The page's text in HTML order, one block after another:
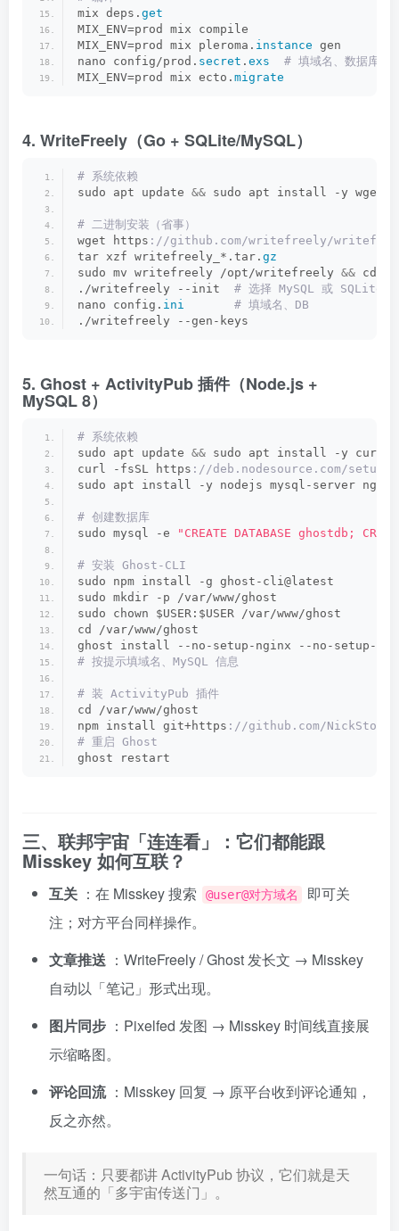
mix deps. get
MIX_ENV=prod mix compile
MIX_ENV=prod mix pleroma. instance gen
nano config/prod. secret . exs
# 填域名、数据库
MIX_ENV=prod mix ecto. migrate
4. WriteFreely（Go + SQLite/MySQL）
# 系统依赖
sudo apt update && sudo apt install -y wget
# 二进制安装（省事）
wget https ://github.com/writefreely/
tar xzf writefreely_*.tar. gz
sudo mv writefreely /opt/writefreely && cd /
./writefreely --init
# 选择 MySQL 或 SQLite
nano config. ini
# 填域名、DB
./writefreely --gen-keys
5. Ghost + ActivityPub 插件（Node.js +
MySQL 8）
# 系统依赖
sudo apt update && sudo apt install -y curl
curl -fsSL https ://deb.nodesource.com/
sudo apt install -y nodejs mysql-server nginx
# 创建数据库
sudo mysql -e
"CREATE DATABASE ghostdb;
# 安装 Ghost-CLI
sudo npm install -g ghost-cli@latest
sudo mkdir -p /var/www/ghost
sudo chown $USER:$USER /var/www/ghost
cd /var/www/ghost
ghost install --no-setup-nginx --no-setup-
# 按提示填域名、MySQL 信息
# 装 ActivityPub 插件
cd /var/www/ghost
npm install git+https ://github.com/NickSto/
# 重启 Ghost
ghost restart
三、联邦宇宙「连连看」：它们都能跟
Misskey 如何互联？
互关 ：在 Misskey 搜索 @user@对方域名
即可关
注；对方平台同样操作。
文章推送 ：WriteFreely / Ghost 发长文 → Misskey
自动以「笔记」形式出现。
图片同步 ：Pixelfed 发图 → Misskey 时间线直接展
示缩略图。
评论回流 ：Misskey 回复 → 原平台收到评论通知，
反之亦然。
一句话：只要都讲 ActivityPub 协议，它们就是天
然互通的「多宇宙传送门」。